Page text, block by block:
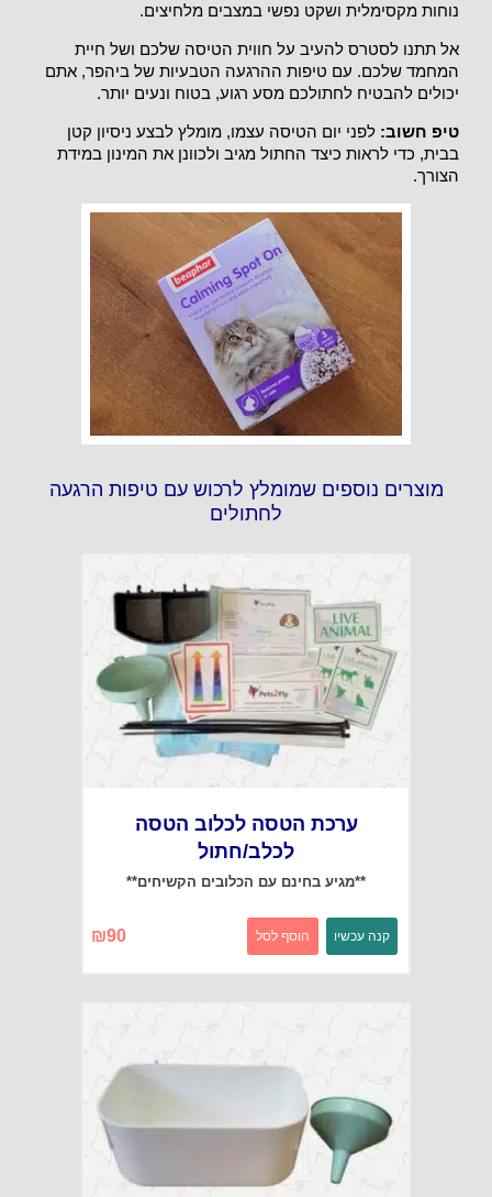
נוחות מקסימלית ושקט נפשי במצבים מלחיצים.
אל תתנו לסטרס להעיב על חווית הטיסה שלכם ושל חיית
המחמד שלכם. עם טיפות ההרגעה הטבעיות של ביהפר, אתם
יכולים להבטיח לחתולכם מסע רגוע, בטוח ונעים יותר.
טיפ חשוב: לפני יום הטיסה עצמו, מומלץ לבצע ניסיון קטן
בבית, כדי לראות כיצד החתול מגיב ולכוונן את המינון במידת
הצורך.
מוצרים נוספים שמומלץ לרכוש עם טיפות הרגעה
לחתולים
ערכת הטסה לכלוב הטסה
לכלב/חתול
**מגיע בחינם עם הכלובים הקשיחים**
90
₪ קנה עכשיו הוסף לסל